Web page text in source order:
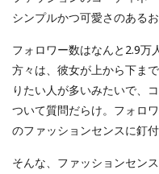
シンプルかつ可愛さのある
フォロワー数はなんと2.9万
方々は、彼女が上から下ま
りたい人が多いみたいで、
ついて質問だらけ。フォロ
のファッションセンスに釘付
そんな、ファッションセン